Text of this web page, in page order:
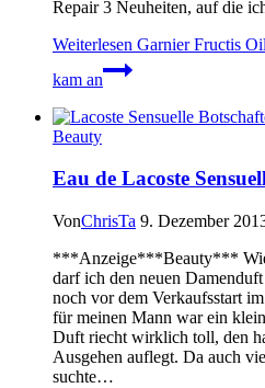
Repair 3 Neuheiten, auf die
Weiterlesen Garnier Fructis
kam an
Beauty
Eau de Lacoste
VonChrisTa 9. Dezember
***Anzeige***Beauty*** Wie
darf ich den neuen
noch vor dem Verkaufsstart
für meinen Mann war ein
Duft riecht wirklich toll, den
Ausgehen auflegt. Da auch
suchte…